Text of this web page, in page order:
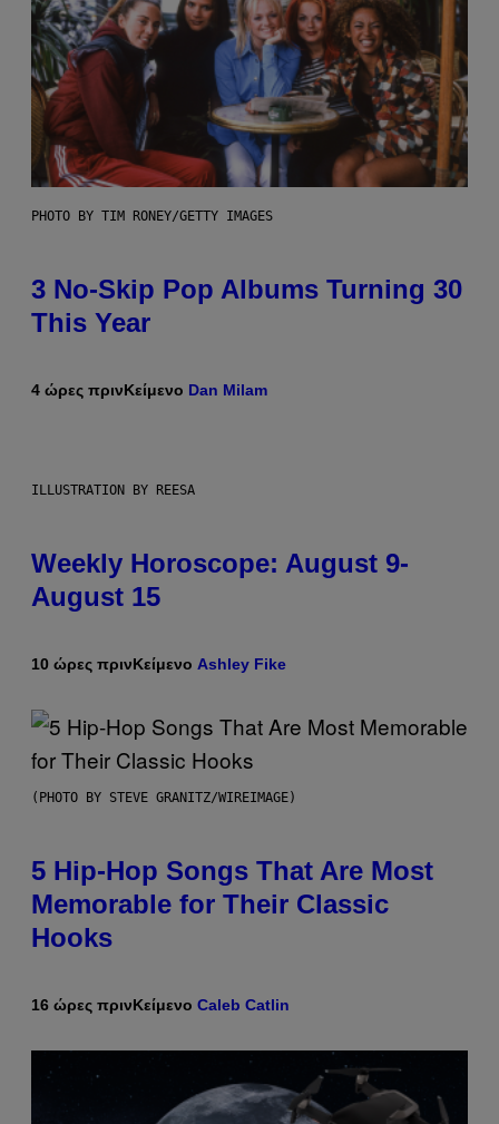
PHOTO BY TIM RONEY/GETTY IMAGES
3 No-Skip Pop Albums Turning 30
This Year
4 ώρες πρινΚείμενο Dan Milam
ILLUSTRATION BY REESA
Weekly Horoscope: August 9-
August 15
10 ώρες πρινΚείμενο Ashley Fike
(PHOTO BY STEVE GRANITZ/WIREIMAGE)
5 Hip-Hop Songs That Are Most
Memorable for Their Classic
Hooks
16 ώρες πρινΚείμενο Caleb Catlin